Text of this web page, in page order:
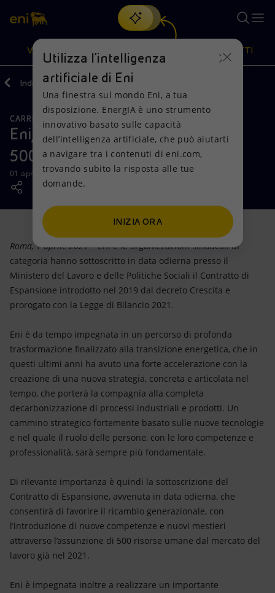
Cerca
scopri EnergIA, la nostra nuova soluzione di intelligenza
artificiale.
VISIONE
Visione
Mission e valori
Persone e Partnership
Net Zero
Modello satellitare
Energia accessibile
Innovazione
Scenari energetici
Azioni
Diversificazione energetica
Tecnologie per la transizione
Collaborazioni per l'innovazione
Attività nel mondo
PRODOTTI
Prodotti
Casa
Imprese
Mobilità
Indietro Media News
CARRIERE
Eni, via al contratto di espansione:
500 nuove assunzioni già nel 2021
01 aprile 2021 - 18:12 CEST
Roma, 1 aprile 2021– Eni e le organizzazioni sindacali di
categoria hanno sottoscritto in data odierna presso il
Ministero del Lavoro e delle Politiche Sociali il Contratto di
Espansione introdotto nel 2019 dal decreto Crescita e
prorogato con la Legge di Bilancio 2021.
Eni è da tempo impegnata in un percorso di profonda
trasformazione finalizzato alla transizione energetica, che in
questi ultimi anni ha avuto una forte accelerazione con la
creazione di una nuova strategia, concreta e articolata nel
tempo, che porterà la compagnia alla completa
decarbonizzazione di processi industriali e prodotti. Un
cammino strategico fortemente basato sulle nuove tecnologie
e nel quale il ruolo delle persone, con le loro competenze e
professionalità, sarà sempre più fondamentale.
Di rilevante importanza è quindi la sottoscrizione del
Contratto di Espansione, avvenuta in data odierna, che
consentirà di favorire il ricambio generazionale, con
l’introduzione di nuove competenze e nuovi mestieri
attraverso l’assunzione di 500 risorse umane dal mercato del
lavoro già nel 2021.
Eni è impegnata inoltre a realizzare un importante
Utilizza l'intelligenza
artificiale di Eni
Una finestra sul mondo Eni, a tua
disposizione. EnergIA è uno strumento
innovativo basato sulle capacità
dell’intelligenza artificiale, che può aiutarti
a navigare tra i contenuti di eni.com,
trovando subito la risposta alle tue
domande.
INIZIA ORA